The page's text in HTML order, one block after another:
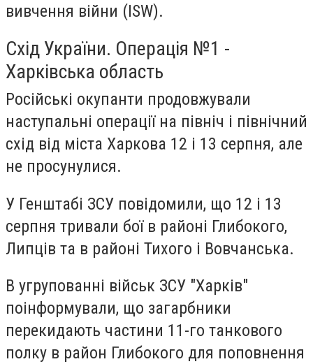
вивчення війни (ISW).
Схід України. Операція №1 -
Харківська область
Російські окупанти продовжували
наступальні операції на північ і північний
схід від міста Харкова 12 і 13 серпня, але
не просунулися.
У Генштабі ЗСУ повідомили, що 12 і 13
серпня тривали бої в районі Глибокого,
Липців та в районі Тихого і Вовчанська.
В угрупованні військ ЗСУ "Харків"
поінформували, що загарбники
перекидають частини 11-го танкового
полку в район Глибокого для поповнення